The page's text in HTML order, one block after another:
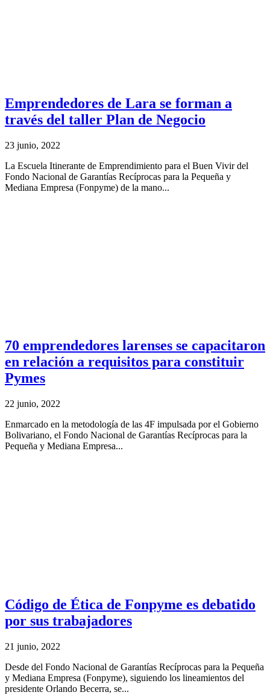
Emprendedores de Lara se forman a
través del taller Plan de Negocio
23 junio, 2022
La Escuela Itinerante de Emprendimiento para el Buen Vivir del
Fondo Nacional de Garantías Recíprocas para la Pequeña y
Mediana Empresa (Fonpyme) de la mano...
70 emprendedores larenses se capacitaron
en relación a requisitos para constituir
Pymes
22 junio, 2022
Enmarcado en la metodología de las 4F impulsada por el Gobierno
Bolivariano, el Fondo Nacional de Garantías Recíprocas para la
Pequeña y Mediana Empresa...
Código de Ética de Fonpyme es debatido
por sus trabajadores
21 junio, 2022
Desde del Fondo Nacional de Garantías Recíprocas para la Pequeña
y Mediana Empresa (Fonpyme), siguiendo los lineamientos del
presidente Orlando Becerra, se...